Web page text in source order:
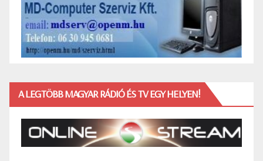
A LEGTÖBB MAGYAR RÁDIÓ ÉS TV EGY HELYEN!